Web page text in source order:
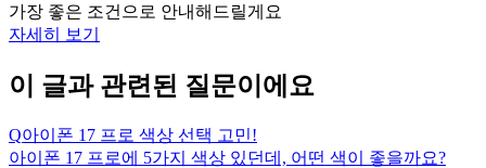
가장 좋은 조건으로 안내해드릴게요
자세히 보기
이 글과 관련된 질문이에요
Q아이폰 17 프로 색상 선택 고민!
아이폰 17 프로에 5가지 색상 있던데, 어떤 색이 좋을까요?